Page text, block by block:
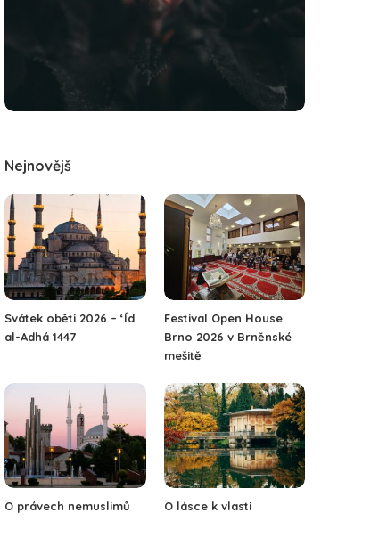
Nejnovějš
Svátek oběti 2026 – ‘Íd
al-Adhá 1447
Festival Open House
Brno 2026 v Brněnské
mešitě
O právech nemuslimů O lásce k vlasti